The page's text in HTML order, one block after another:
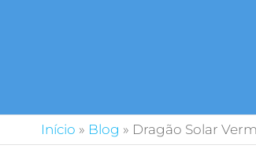
Início » Blog » Dragão Solar